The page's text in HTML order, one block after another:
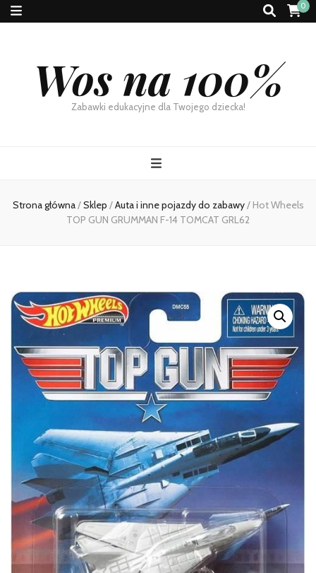
0
Wos na 100%
Zabawki edukacyjne dla Twojego dziecka!
Strona główna/Sklep /Auta i inne pojazdy do zabawy/ Hot Wheels
TOP GUN GRUMMAN F-14 TOMCAT GRL62